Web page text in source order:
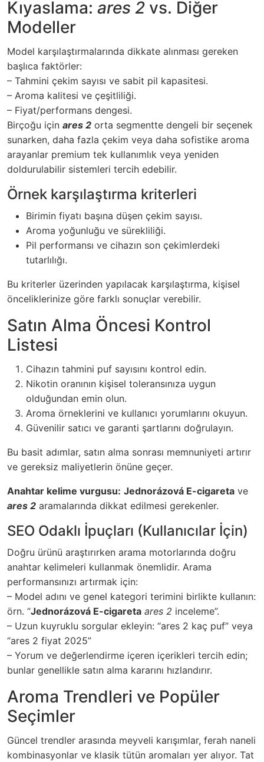
Kıyaslama: ares 2 vs. Diğer
Modeller
Model karşılaştırmalarında dikkate alınması gereken
başlıca faktörler:
– Tahmini çekim sayısı ve sabit pil kapasitesi.
– Aroma kalitesi ve çeşitliliği.
– Fiyat/performans dengesi.
Birçoğu için ares 2 orta segmentte dengeli bir seçenek
sunarken, daha fazla çekim veya daha sofistike aroma
arayanlar premium tek kullanımlık veya yeniden
doldurulabilir sistemleri tercih edebilir.
Örnek karşılaştırma kriterleri
Birimin fiyatı başına düşen çekim sayısı.
Aroma yoğunluğu ve sürekliliği.
Pil performansı ve cihazın son çekimlerdeki
tutarlılığı.
Bu kriterler üzerinden yapılacak karşılaştırma, kişisel
önceliklerinize göre farklı sonuçlar verebilir.
Satın Alma Öncesi Kontrol
Listesi
Cihazın tahmini puf sayısını kontrol edin.
Nikotin oranının kişisel toleransınıza uygun
olduğundan emin olun.
Aroma örneklerini ve kullanıcı yorumlarını okuyun.
Güvenilir satıcı ve garanti şartlarını doğrulayın.
Bu basit adımlar, satın alma sonrası memnuniyeti artırır
ve gereksiz maliyetlerin önüne geçer.
Anahtar kelime vurgusu: Jednorázová E-cigareta ve
ares 2 aramalarında dikkat edilmesi gerekenler.
SEO Odaklı İpuçları (Kullanıcılar İçin)
Doğru ürünü araştırırken arama motorlarında doğru
anahtar kelimeleri kullanmak önemlidir. Arama
performansınızı artırmak için:
– Model adını ve genel kategori terimini birlikte kullanın:
örn. “Jednorázová E-cigareta ares 2 inceleme”.
– Uzun kuyruklu sorgular ekleyin: “ares 2 kaç puf” veya
“ares 2 fiyat 2025”
– Yorum ve değerlendirme içeren içerikleri tercih edin;
bunlar genellikle satın alma kararını hızlandırır.
Aroma Trendleri ve Popüler
Seçimler
Güncel trendler arasında meyveli karışımlar, ferah naneli
kombinasyonlar ve klasik tütün aromaları yer alıyor. Tat